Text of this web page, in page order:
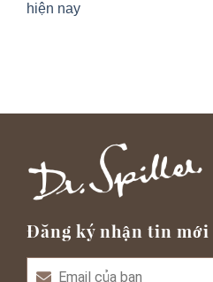
hiện nay
Đăng ký nhận tin mới